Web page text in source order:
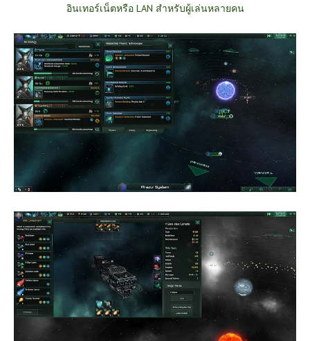
อินเทอร์เน็ตหรือ LAN สำหรับผู้เล่นหลายคน